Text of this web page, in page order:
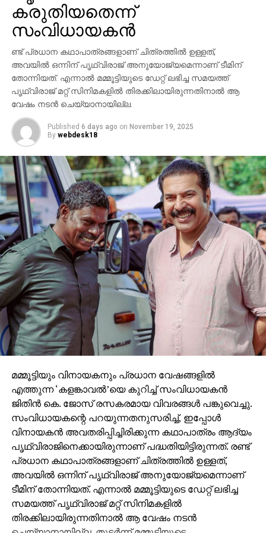
സാന്നിധ്യം ഇവന്റിനെ ദേശീയ തലത്തില്‍ തന്നെ
ശ്രദ്ധേയമാക്കി. ചിത്രത്തില്‍ പ്രിയങ്ക ചോപ്ര
മന്ദാകിനിയായി, പൃഥ്വിരാജ് സുകുമാരന്‍ കുംബയായി
പ്രത്യക്ഷപ്പെടും. 2027ലെ സങ്ക്രാന്തി റിലീസിനായി
‘വാരണസി’ ഒരുക്കപ്പെടുന്നുണ്ട്. എന്നാല്‍
ചിത്രത്തെക്കാള്‍ വലിയ ചര്‍ച്ചയാകുന്നത്
സംവിധായകന്റെ പ്രസ്താവനയും അതിനുശേഷം
ഉയര്‍ന്ന പ്രതിഷേധങ്ങളുമാണ്.
കരുതിയതെന്ന്
സംവിധായകന്‍
ണ്ട് പ്രധാന കഥാപാത്രങ്ങളാണ് ചിത്രത്തില്‍ ഉള്ളത്,
അവയില്‍ ഒന്നിന് പൃഥ്വിരാജ് അനുയോജ്യമെന്നാണ് ടീമിന്
തോന്നിയത്. എന്നാല്‍ മമ്മൂട്ടിയുടെ ഡേറ്റ് ലഭിച്ച സമയത്ത്
പൃഥ്വിരാജ് മറ്റ് സിനിമകളില്‍ തിരക്കിലായിരുന്നതിനാല്‍ ആ
വേഷം നടന്‍ ചെയ്യാനായില്ല.
Published 6 days ago on November 19, 2025
By webdesk18
മമ്മൂട്ടിയും വിനായകനും പ്രധാന വേഷങ്ങളില്‍
എത്തുന്ന ‘കളങ്കാവല്‍’യെ കുറിച്ച് സംവിധായകന്‍
ജിതിന്‍ കെ. ജോസ് രസകരമായ വിവരങ്ങള്‍ പങ്കുവെച്ചു.
സംവിധായകന്റെ പറയുന്നതനുസരിച്ച്, ഇപ്പോള്‍
വിനായകന്‍ അവതരിപ്പിച്ചിരിക്കുന്ന കഥാപാത്രം ആദ്യം
പൃഥ്വിരാജിനെക്കായിരുന്നാണ് പദ്ധതിയിട്ടിരുന്നത്. രണ്ട്
പ്രധാന കഥാപാത്രങ്ങളാണ് ചിത്രത്തില്‍ ഉള്ളത്,
അവയില്‍ ഒന്നിന് പൃഥ്വിരാജ് അനുയോജ്യമെന്നാണ്
ടീമിന് തോന്നിയത്. എന്നാല്‍ മമ്മൂട്ടിയുടെ ഡേറ്റ് ലഭിച്ച
സമയത്ത് പൃഥ്വിരാജ് മറ്റ് സിനിമകളില്‍
തിരക്കിലായിരുന്നതിനാല്‍ ആ വേഷം നടന്‍